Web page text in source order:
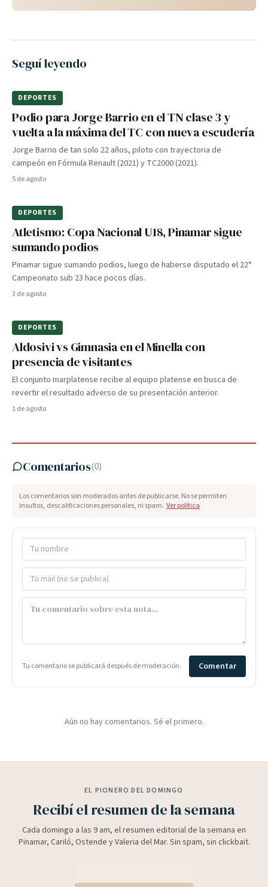
Seguí leyendo
DEPORTES
Podio para Jorge Barrio en el TN clase 3 y
vuelta a la máxima del TC con nueva escudería
Jorge Barrio de tan solo 22 años, piloto con trayectoria de
campeón en Fórmula Renault (2021) y TC2000 (2021).
5 de agosto
DEPORTES
Atletismo: Copa Nacional U18, Pinamar sigue
sumando podios
Pinamar sigue sumando podios, luego de haberse disputado el 22°
Campeonato sub 23 hace pocos días.
3 de agosto
DEPORTES
Aldosivi vs Gimnasia en el Minella con
presencia de visitantes
El conjunto marplatense recibe al equipo platense en busca de
revertir el resultado adverso de su presentación anterior.
1 de agosto
Comentarios(0)
Los comentarios son moderados antes de publicarse. No se permiten
insultos, descalificaciones personales, ni spam. Ver política
Tu comentario se publicará después de moderación. Comentar
Aún no hay comentarios. Sé el primero.
EL PIONERO DEL DOMINGO
Recibí el resumen de la semana
Cada domingo a las 9 am, el resumen editorial de la semana en
Pinamar, Cariló, Ostende y Valeria del Mar. Sin spam, sin clickbait.